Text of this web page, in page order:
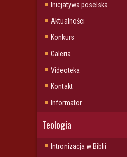
Inicjatywa poselska
Aktualności
Konkurs
Galeria
Videoteka
Kontakt
Informator
Teologia
Intronizacja w Biblii